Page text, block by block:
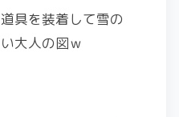
具を装着して雪の
大人の図ｗ